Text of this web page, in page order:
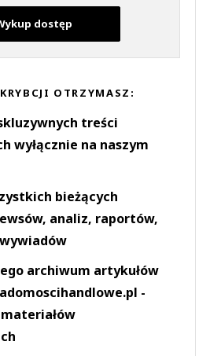
dostęp
OTRZYMASZ:
treści
wyłącznie na naszym
bieżących
analiz, raportów,
archiwum artykułów
-